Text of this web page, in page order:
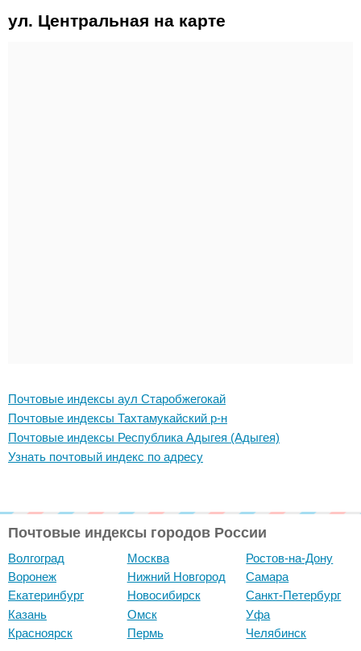
ул. Центральная на карте
Почтовые индексы аул Старобжегокай
Почтовые индексы Тахтамукайский р-н
Почтовые индексы Республика Адыгея (Адыгея)
Узнать почтовый индекс по адресу
Почтовые индексы городов России
Волгоград
Воронеж
Екатеринбург
Казань
Красноярск
Москва
Нижний Новгород
Новосибирск
Омск
Пермь
Ростов-на-Дону
Самара
Санкт-Петербург
Уфа
Челябинск